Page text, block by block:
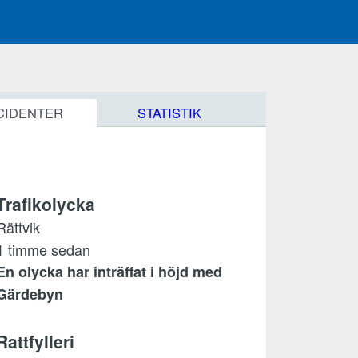
STATISTIK
timme sedan
olycka har inträffat i höjd med